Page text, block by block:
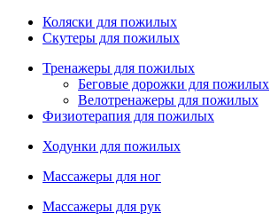
Коляски для пожилых
Скутеры для пожилых
Тренажеры для пожилых
Беговые дорожки для пожилых
Велотренажеры для пожилых
Физиотерапия для пожилых
Ходунки для пожилых
Массажеры для ног
Массажеры для рук